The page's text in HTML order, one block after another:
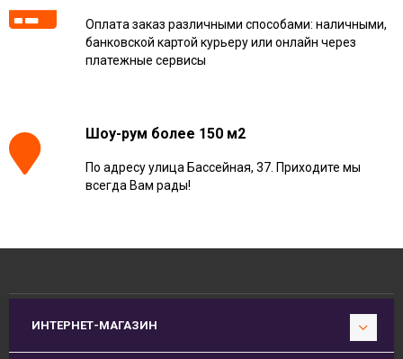
Оплата заказ различными способами: наличными,
банковской картой курьеру или онлайн через
платежные сервисы
Шоу-рум более 150 м2
По адресу улица Бассейная, 37. Приходите мы
всегда Вам рады!
ИНТЕРНЕТ-МАГАЗИН